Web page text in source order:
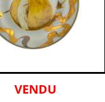
VENDU